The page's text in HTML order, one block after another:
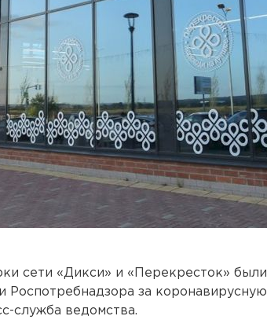
сети «Дикси» и «Перекресток» были
за коронавирусную
служба ведомства.